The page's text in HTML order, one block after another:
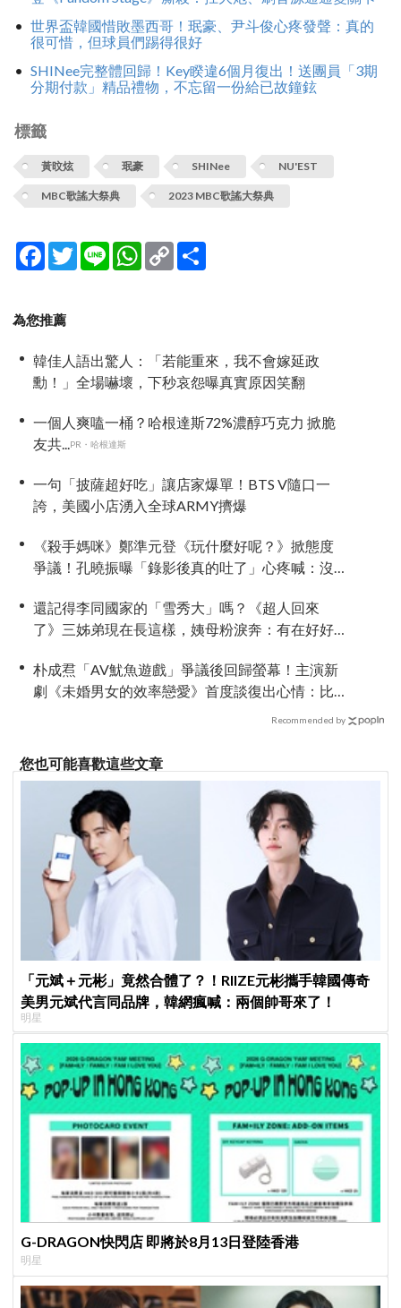
世界盃韓國惜敗墨西哥！珉豪、尹斗俊心疼發聲：真的
很可惜，但球員們踢得很好
SHINee完整體回歸！Key睽違6個月復出！送團員「3期
分期付款」精品禮物，不忘留一份給已故鐘鉉
標籤
黃旼炫 珉豪 SHINee NU'EST
MBC歌謠大祭典 2023 MBC歌謠大祭典
Facebook
TwitterLine WhatsApp
Copy
Link
為您推薦
韓佳人語出驚人：「若能重來，我不會嫁延政
勳！」全場嚇壞，下秒哀怨曝真實原因笑翻
一個人爽嗑一桶？哈根達斯72%濃醇巧克力 掀脆
友共...PR・哈根達斯
一句「披薩超好吃」讓店家爆單！BTS V隨口一
誇，美國小店湧入全球ARMY擠爆
《殺手媽咪》鄭準元登《玩什麼好呢？》掀態度
爭議！孔曉振曝「錄影後真的吐了」心疼喊：沒
還記得李同國家的「雪秀大」嗎？《超人回來
了》三姊弟現在長這樣，姨母粉淚奔：有在好好
朴成焄「AV魷魚遊戲」爭議後回歸螢幕！主演新
劇《未婚男女的效率戀愛》首度談復出心情：比
Recommended by
您也可能喜歡這些文章
「元斌＋元彬」竟然合體了？！RIIZE元彬攜手韓國傳奇
美男元斌代言同品牌，韓網瘋喊：兩個帥哥來了！
明星
G-DRAGON快閃店 即將於8月13日登陸香港
明星